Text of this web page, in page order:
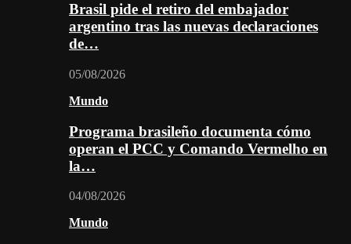
Brasil pide el retiro del embajador
argentino tras las nuevas declaraciones
de…
05/08/2026
Mundo
Programa brasileño documenta cómo
operan el PCC y Comando Vermelho en
la…
04/08/2026
Mundo